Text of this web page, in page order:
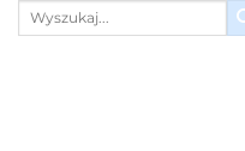
Przewiń